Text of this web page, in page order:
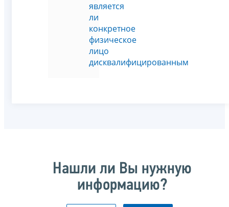
является
ли
конкретное
физическое
лицо
дисквалифицированным
Нашли ли Вы нужную
информацию?